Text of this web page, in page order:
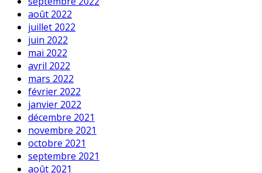
août 2022
juillet 2022
juin 2022
mai 2022
avril 2022
mars 2022
février 2022
janvier 2022
décembre 2021
novembre 2021
octobre 2021
septembre 2021
août 2021